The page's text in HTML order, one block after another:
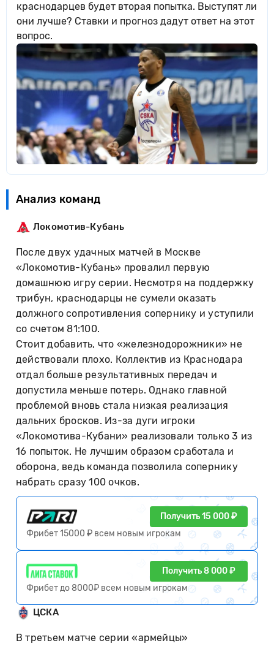
краснодарцев будет вторая попытка. Выступят ли
они лучше? Ставки и прогноз дадут ответ на этот
вопрос.
Анализ команд
Локомотив-Кубань
После двух удачных матчей в Москве
«Локомотив-Кубань» провалил первую
домашнюю игру серии. Несмотря на поддержку
трибун, краснодарцы не сумели оказать
должного сопротивления сопернику и уступили
со счетом 81:100.
Стоит добавить, что «железнодорожники» не
действовали плохо. Коллектив из Краснодара
отдал больше результативных передач и
допустила меньше потерь. Однако главной
проблемой вновь стала низкая реализация
дальних бросков. Из-за дуги игроки
«Локомотива-Кубани» реализовали только 3 из
16 попыток. Не лучшим образом сработала и
оборона, ведь команда позволила сопернику
набрать сразу 100 очков.
Получить 15 000 ₽
Фрибет 15000 ₽ всем новым игрокам
Получить 8 000 ₽
Фрибет до 8000₽ всем новым игрокам
ЦСКА
В третьем матче серии «армейцы»